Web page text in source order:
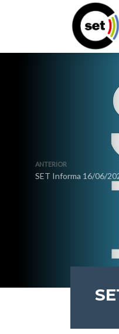
ANTERIOR
SET Informa 16/06/